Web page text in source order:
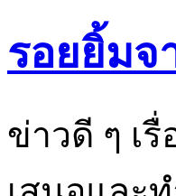
รอยยิ้มจ
ข่าวดี ๆ เ